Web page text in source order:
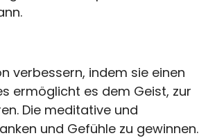
verbessern, indem sie einen
ermöglicht es dem Geist, zur
Die meditative und
und Gefühle zu gewinnen.